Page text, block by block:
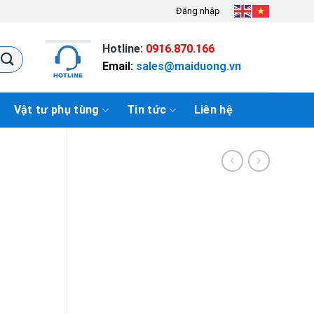
Đăng nhập
Hotline: 0916.870.166
Email: sales@maiduong.vn
Vật tư phụ tùng Tin tức Liên hệ